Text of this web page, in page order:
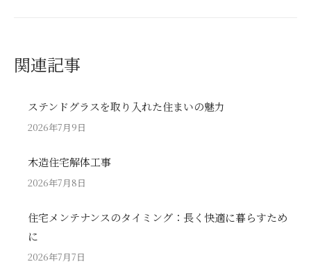
関連記事
ステンドグラスを取り入れた住まいの魅力
2026年7月9日
木造住宅解体工事
2026年7月8日
住宅メンテナンスのタイミング：長く快適に暮らすため
に
2026年7月7日